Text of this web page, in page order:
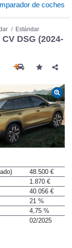
DSG (2024-
48.500 €
1.870 €
40.056 €
21 %
4,75 %